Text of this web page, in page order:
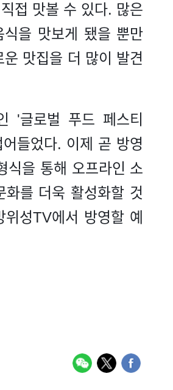
접 맛볼 수 있다. 많은
을 맛보게 됐을 뿐만
맛집을 더 많이 발견
'글로벌 푸드 페스티
들었다. 이제 곧 방영
식을 통해 오프라인 소
를 더욱 활성화할 것
성TV에서 방영할 예